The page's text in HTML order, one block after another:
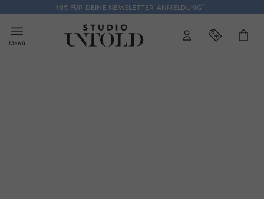
10€ FÜR DEINE NEWSLETTER-ANMELDUNG*
Menü